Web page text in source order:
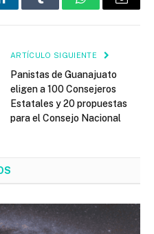
Tumblr WhatsAppEmail
ARTÍCULO SIGUIENTE
Panistas de Guanajuato
eligen a 100 Consejeros
Estatales y 20 propuestas
para el Consejo Nacional